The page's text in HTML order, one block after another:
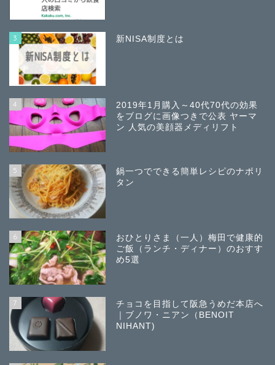
3 新NISA制度とは
4
2019年1月購入～40代70代の効果
をブログに画像つきで公表 ヤーマ
ン 人気の美顔器メディリフト
5
鍋一つでできる簡単レシピのナポリ
タン
6
おひとりさま（一人）梅田で健康的
ご飯（ランチ・ディナー）のおすす
め5選
7
チョコを目指して阪急うめだ本店へ
｜ブノワ・ニアン（BENOIT
NIHANT)